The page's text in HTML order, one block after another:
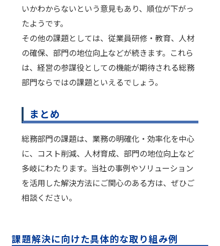
いかわからないという意見もあり、順位が下がっ
たようです。
その他の課題としては、従業員研修・教育、人材
の確保、部門の地位向上などが続きます。これら
は、経営の参謀役としての機能が期待される総務
部門ならではの課題といえるでしょう。
まとめ
総務部門の課題は、業務の明確化・効率化を中心
に、コスト削減、人材育成、部門の地位向上など
多岐にわたります。当社の事例やソリューション
を活用した解決方法にご関心のある方は、ぜひご
相談ください。
課題解決に向けた具体的な取り組み例